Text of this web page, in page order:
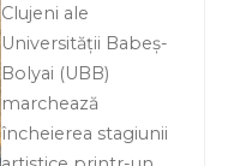
Clujeni ale
Universității Babeș-
Bolyai (UBB)
marchează
încheierea stagiunii